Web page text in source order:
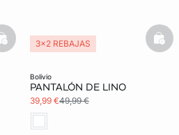
basketfull
bolivio
PANTALÓN DE LINO
39,99 €49,99 €
3x2 REBAJAS